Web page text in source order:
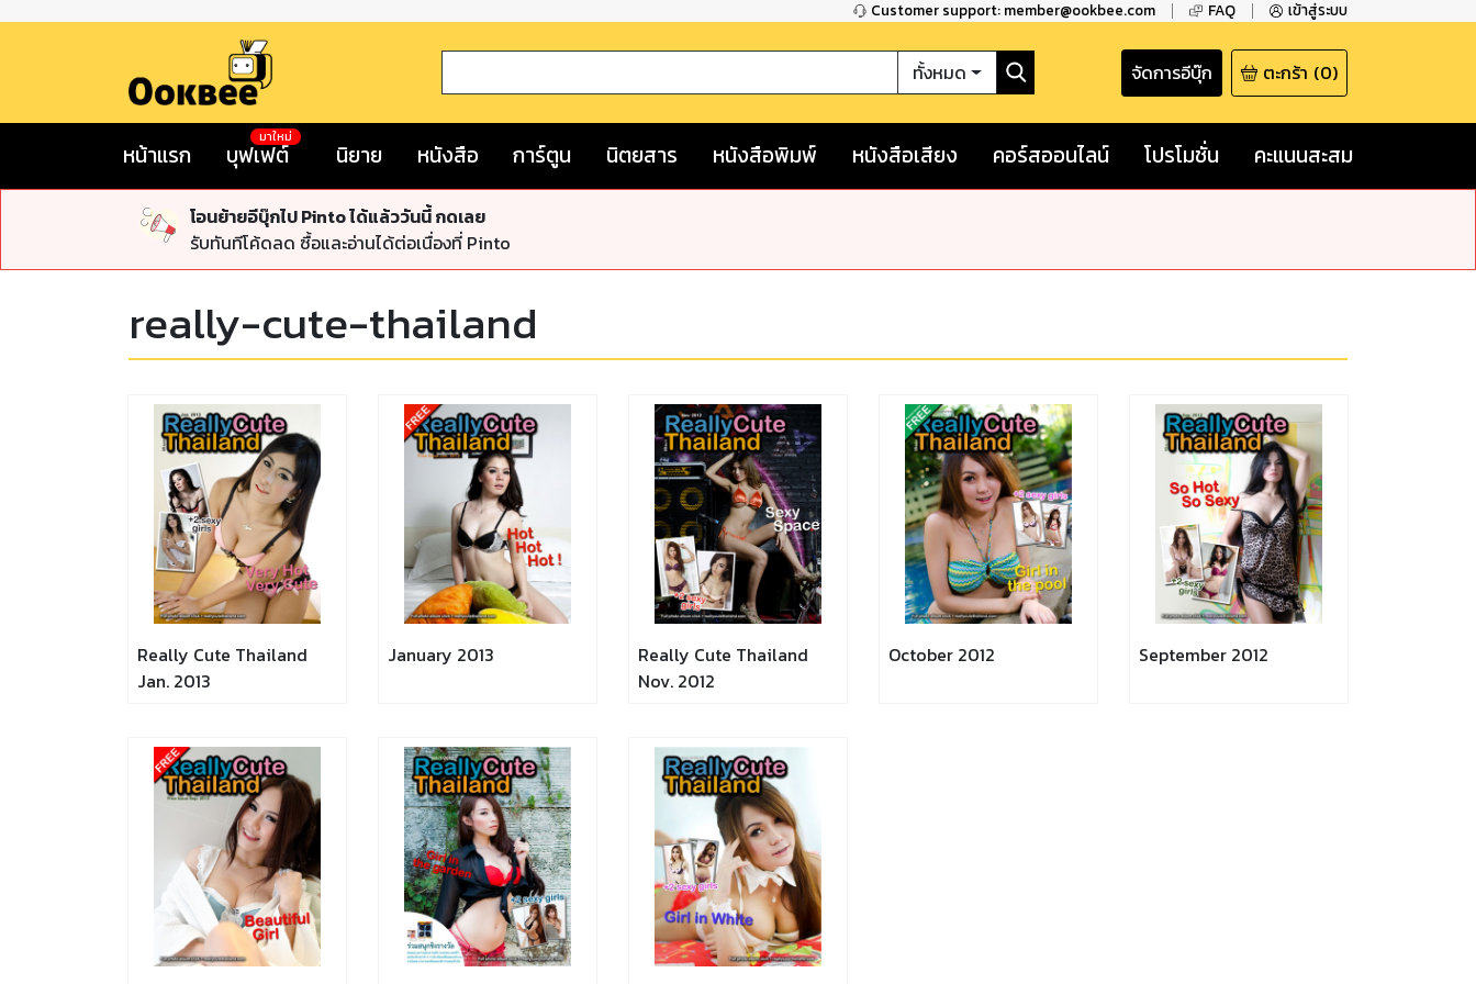
Customer support: member@ookbee.com FAQ เข้าสู่ระบบ
ทั้งหมด จัดการอีบุ๊ก ตะกร้า (0)
หน้าแรก บุฟเฟต์
มาใหม่
นิยาย หนังสือ การ์ตูน นิตยสาร หนังสือพิมพ์ หนังสือเสียง คอร์สออนไลน์ โปรโมชั่น คะแนนสะสม
โอนย้ายอีบุ๊กไป Pinto ได้แล้ววันนี้ กดเลย
รับทันทีโค้ดลด ซื้อและอ่านได้ต่อเนื่องที่ Pinto
really-cute-thailand
Really Cute Thailand
Jan. 2013
January 2013
Really Cute Thailand
Nov. 2012
October 2012 September 2012